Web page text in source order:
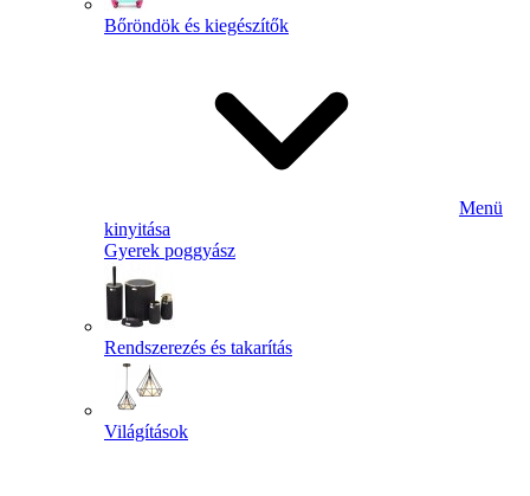
Bőröndök és kiegészítők
Menü
kinyitása
Gyerek poggyász
Rendszerezés és takarítás
Világítások